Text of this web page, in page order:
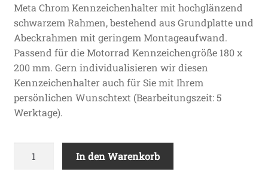
Meta Chrom Kennzeichenhalter mit hochglänzend
schwarzem Rahmen, bestehend aus Grundplatte und
Abeckrahmen mit geringem Montageaufwand.
Passend für die Motorrad Kennzeichengröße 180 x
200 mm. Gern individualisieren wir diesen
Kennzeichenhalter auch für Sie mit Ihrem
persönlichen Wunschtext (Bearbeitungszeit: 5
Werktage).
Kennzeichenhalter
In den Warenkorb